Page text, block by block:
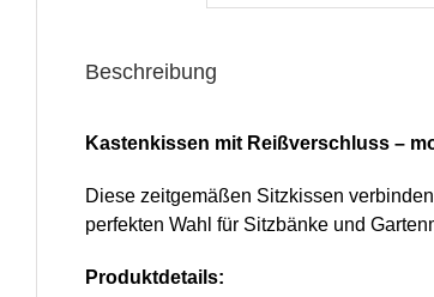
Beschreibung
Kastenkissen mit Reißverschluss –
Diese zeitgemäßen Sitzkissen
perfekten Wahl für Sitzbänke und
Produktdetails: